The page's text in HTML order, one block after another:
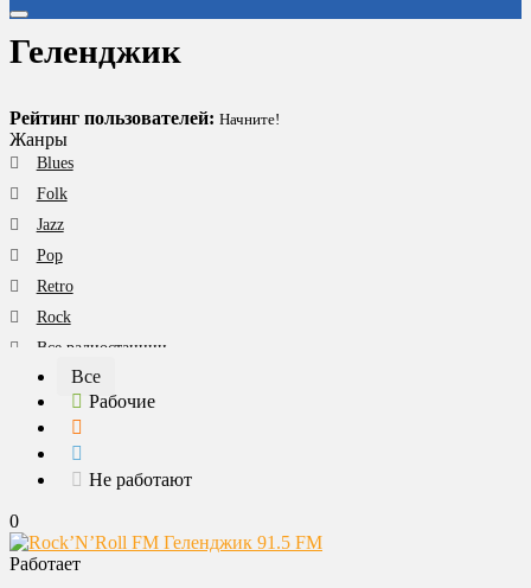
Геленджик
Рейтинг пользователей: Начните!
Жанры
Blues
Folk
Jazz
Pop
Retro
Rock
Все радиостанции
Разговорное
Танцевальная
Все категории
Все
Рабочие
Не работают
0
Работает